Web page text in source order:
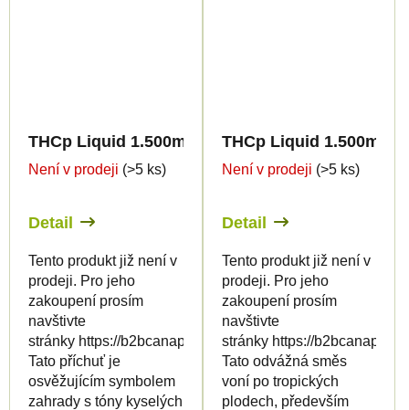
THCp Liquid 1.500mg - Blue Widow
Není v prodeji (>5 ks)
Detail
Tento produkt již není v
prodeji. Pro jeho
zakoupení prosím
navštivte
stránky https://b2bcanapuff.com/
Tato příchuť je
osvěžujícím symbolem
zahrady s tóny kyselých
THCp Liquid 1.500mg -
Není v prodeji (>5 ks)
Detail
Tento produkt již není v
prodeji. Pro jeho
zakoupení prosím
navštivte
stránky https://
Tato odvážná směs
voní po tropických
plodech, především